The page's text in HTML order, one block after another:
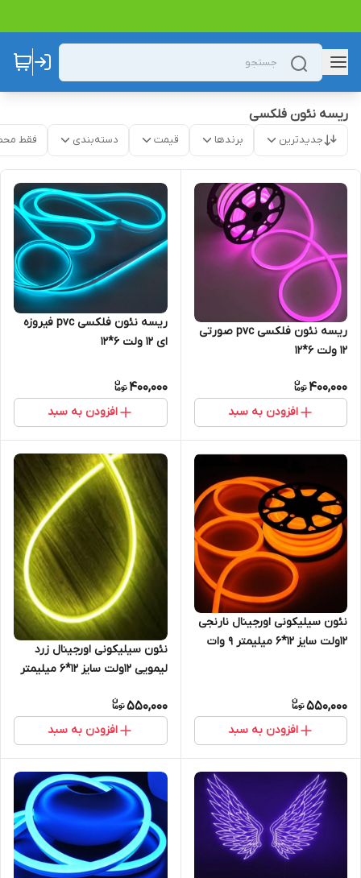
ریسه نئون فلکسی
جدیدترین برندها قیمت دسته‌بندی فقط
ریسه نئون فلکسی pvc صورتی
12 ولت 6*12
400,000
افزودن به سبد
ریسه نئون فلکسی pvc فیروزه
ای 12 ولت 6*12
400,000
افزودن به سبد
نئون سیلیکونی اورجینال نارنجی
12ولت سایز 12*6 میلیمتر 9 وات
550,000
افزودن به سبد
نئون سیلیکونی اورجینال زرد
لیمویی 12ولت سایز 12*6 میلیمتر
550,000
افزودن به سبد